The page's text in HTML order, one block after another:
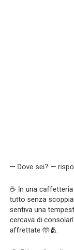
— Dove sei? —
☕ In una
tutto senza
sentiva una
cercava di
affrettate 🤲🫂.